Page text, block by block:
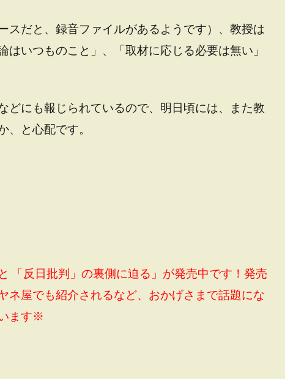
スだと、録音ファイルがあるようです）、教授は
はいつものこと」、「取材に応じる必要は無い」
どにも報じられているので、明日頃には、また教
、と心配です。
「反日批判」の裏側に迫る」が発売中です！発売
ネ屋でも紹介されるなど、おかげさまで話題にな
ます※